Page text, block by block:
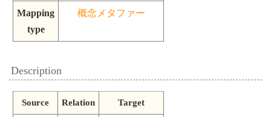
Mapping
type
概念メタファー
Description
Source Relation Target